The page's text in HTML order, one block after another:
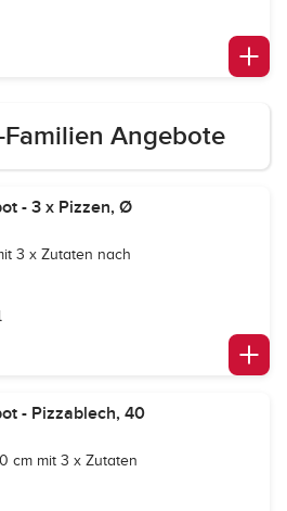
Familien Angebote
- 3 x Pizzen, Ø
3 x Zutaten nach
- Pizzablech, 40
cm mit 3 x Zutaten